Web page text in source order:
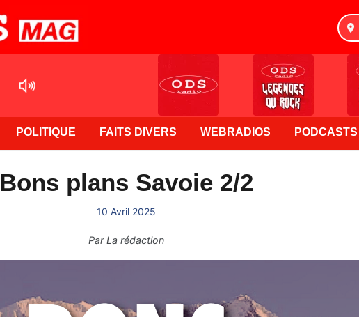
POLITIQUE FAITS DIVERS WEBRADIOS PODCASTS
Bons plans Savoie 2/2
10 Avril 2025
ParLa rédaction